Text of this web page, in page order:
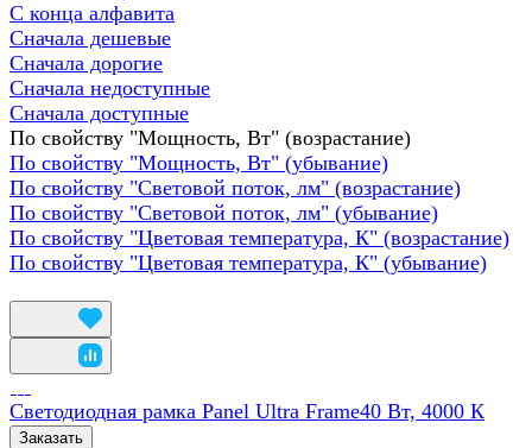
С конца алфавита
Сначала дешевые
Сначала дорогие
Сначала недоступные
Сначала доступные
По свойству "Мощность, Вт" (возрастание)
По свойству "Мощность, Вт" (убывание)
По свойству "Световой поток, лм" (возрастание)
По свойству "Световой поток, лм" (убывание)
По свойству "Цветовая температура, К" (возрастание)
По свойству "Цветовая температура, К" (убывание)
Светодиодная рамка Panel Ultra Frame40 Вт, 4000 К
Заказать